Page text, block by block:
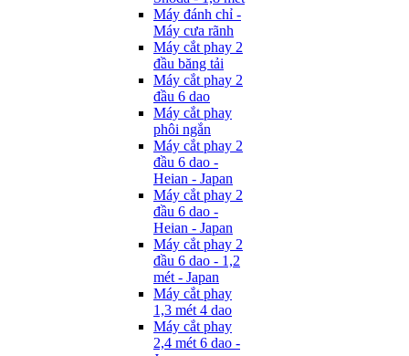
Máy đánh chỉ -
Máy cưa rãnh
Máy cắt phay 2
đầu băng tải
Máy cắt phay 2
đầu 6 dao
Máy cắt phay
phôi ngắn
Máy cắt phay 2
đầu 6 dao -
Heian - Japan
Máy cắt phay 2
đầu 6 dao -
Heian - Japan
Máy cắt phay 2
đầu 6 dao - 1,2
mét - Japan
Máy cắt phay
1,3 mét 4 dao
Máy cắt phay
2,4 mét 6 dao -